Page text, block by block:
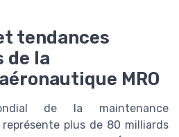
tendances
la
MRO
de la maintenance
représente plus de 80 milliards